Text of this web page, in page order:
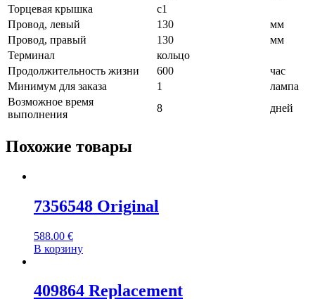
Торцевая крышка
c1
Провод, левый
130
мм
Провод, правый
130
мм
Терминал
кольцо
Продолжительность жизни
600
час
Минимум для заказа
1
лампа
Возможное время
выполнения
8 дней
Похожие товары
7356548 Original
588.00 €
В корзину
409864 Replacement